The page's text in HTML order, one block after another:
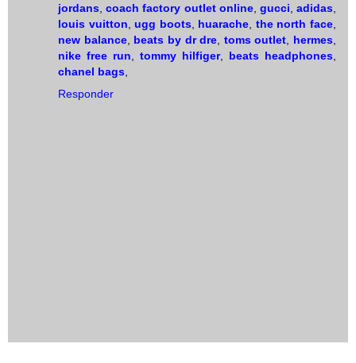
jordans,coach factory outlet online, gucci,adidas,
louis vuitton,ugg boots, huarache, the north face,
new balance, beats by dr dre, toms outlet, hermes,
nike free run, tommy hilfiger, beats headphones,
chanel bags,
Responder